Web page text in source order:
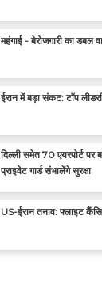
महंगाई - बेरोजगारी का डबल
ईरान में बड़ा संकट: टॉप
दिल्ली समेत 70 एयरपोर्ट पर
प्राइवेट गार्ड संभालेंगे सुरक्षा
US-ईरान तनाव: फ्लाइट